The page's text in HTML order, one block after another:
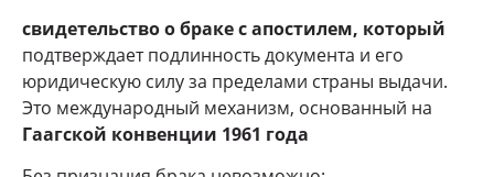
свидетельство о браке с апостилем, который
подтверждает подлинность документа и его
юридическую силу за пределами страны выдачи.
Это международный механизм, основанный на
Гаагской конвенции 1961 года